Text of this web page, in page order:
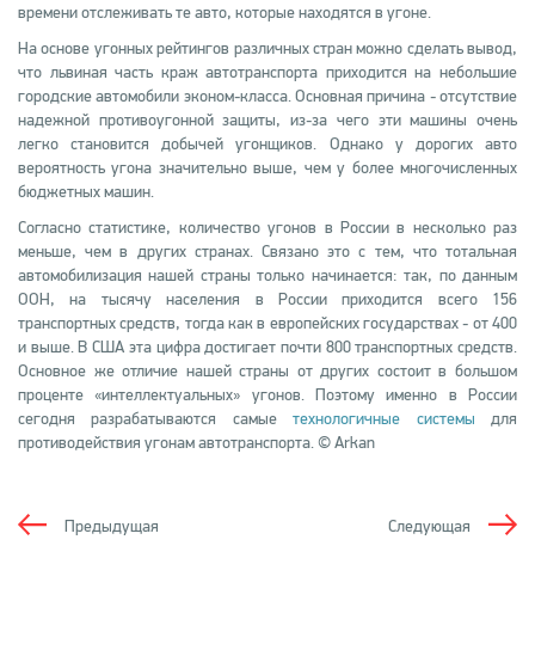
времени отслеживать те авто, которые находятся в угоне.
На основе угонных рейтингов различных стран можно сделать вывод,
что львиная часть краж автотранспорта приходится на небольшие
городские автомобили эконом-класса. Основная причина - отсутствие
надежной противоугонной защиты, из-за чего эти машины очень
легко становится добычей угонщиков. Однако у дорогих авто
вероятность угона значительно выше, чем у более многочисленных
бюджетных машин.
Согласно статистике, количество угонов в России в несколько раз
меньше, чем в других странах. Связано это с тем, что тотальная
автомобилизация нашей страны только начинается: так, по данным
ООН, на тысячу населения в России приходится всего 156
транспортных средств, тогда как в европейских государствах - от 400
и выше. В США эта цифра достигает почти 800 транспортных средств.
Основное же отличие нашей страны от других состоит в большом
проценте «интеллектуальных» угонов. Поэтому именно в России
сегодня разрабатываются самыетехнологичные системы для
противодействия угонам автотранспорта. © Arkan
Следующая
Предыдущая